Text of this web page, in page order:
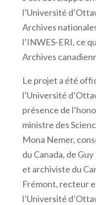
l’Université
Archives
l’INWES-ERI, ce
Archives
Le projet a été
l’Université
présence de
ministre des
Mona Nemer,
du Canada, de
et archiviste du
Frémont, recteur
l’Université